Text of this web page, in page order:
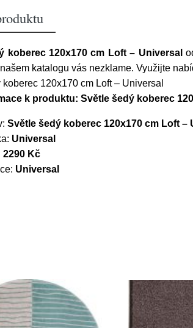
koberec 120x170 cm Loft – Universal
katalogu vás nezklame. Využijte
120x170 cm Loft – Universal
k produktu: Světle šedý koberec
Světle šedý koberec 120x170 cm Loft –
Universal
2290 Kč
Universal